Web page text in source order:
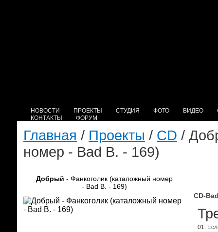
НОВОСТИ ПРОЕКТЫ СТУДИЯ ФОТО ВИДЕО
КОНТАКТЫ
ФОРУМ
Главная / Проекты / CD /
номер - Bad B. - 169)
Добрый - Фанкоголик (каталожный номер
- Bad B. - 169)
CD-
01.